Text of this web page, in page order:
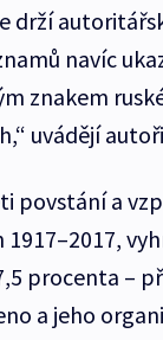
drží
navíc
znakem
uvádějí
povstání a
procenta –
a jeho